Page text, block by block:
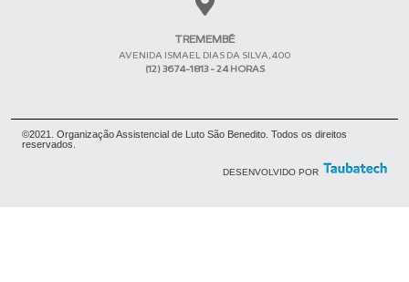
TREMEMBÉ
AVENIDA ISMAEL DIAS DA SILVA,400
(12) 3674-1813 - 24 HORAS
©2021. Organização Assistencial de Luto São Benedito. Todos os direitos
reservados.
DESENVOLVIDO POR